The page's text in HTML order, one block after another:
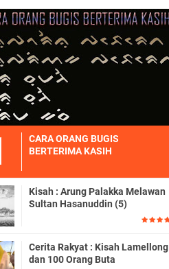
CARA ORANG BUGIS
BERTERIMA KASIH
Kisah : Arung Palakka Melawan
Sultan Hasanuddin (5)
Cerita Rakyat : Kisah Lamellong
dan 100 Orang Buta